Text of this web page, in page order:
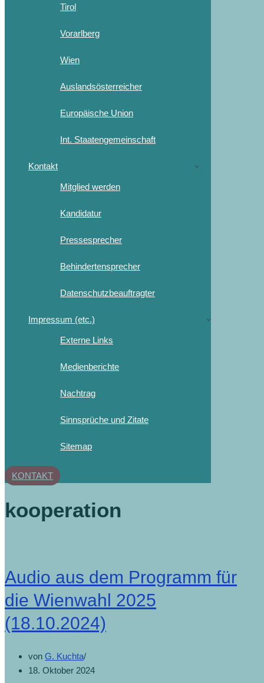
Tirol
Vorarlberg
Wien
Auslandsösterreicher
Europäische Union
Int. Staatengemeinschaft
Kontakt
Mitglied werden
Kandidatur
Pressesprecher
Behindertensprecher
Datenschutzbeauftragter
Impressum (etc.)
Externe Links
Medienberichte
Nachtrag
Sinnsprüche und Zitate
Sitemap
KONTAKT
kooperation
Audio aus dem Programm für
die Wienwahl 2025
(18.10.2024)
von G. Kuchta
18. Oktober 2024